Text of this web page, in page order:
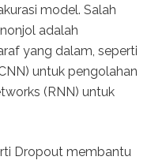
model. Salah
adalah
yang dalam, seperti
untuk pengolahan
(RNN) untuk
Dropout membantu